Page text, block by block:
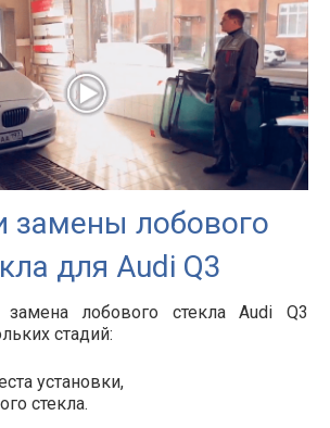
замены лобового
для Audi Q3
замена лобового стекла Audi Q3
стадий:
установки,
стекла.